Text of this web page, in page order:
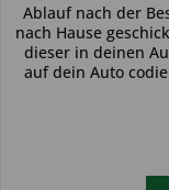
Ablauf nach der
nach Hause
dieser in deinen
auf dein Auto